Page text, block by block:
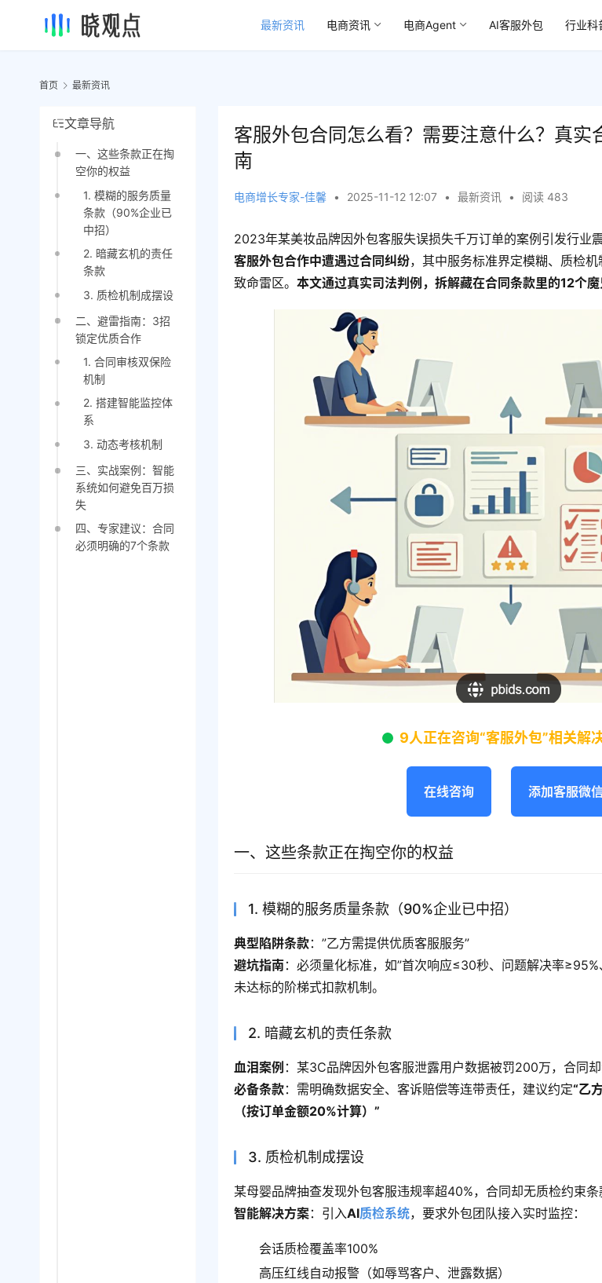
最新资讯 电商资讯 电商Agent AI客服外包 行业科
首页 最新资讯
文章导航
一、这些条款正在掏
空你的权益
1. 模糊的服务质量
条款（90%企业已
中招）
2. 暗藏玄机的责任
条款
3. 质检机制成摆设
二、避雷指南：3招
锁定优质合作
1. 合同审核双保险
机制
2. 搭建智能监控体
系
3. 动态考核机制
三、实战案例：智能
系统如何避免百万损
失
四、专家建议：合同
必须明确的7个条款
客服外包合同怎么看？需要注意什么？真实
南
电商增长专家-佳馨 • 2025-11-12 12:07 • 最新资讯 • 阅读 483
2023年某美妆品牌因外包客服失误损失千万订单的案例引发行业
客服外包合作中遭遇过合同纠纷，其中服务标准界定模糊、质检
致命雷区。本文通过真实司法判例，拆解藏在合同条款里的12个魔
9人正在咨询“客服外包”相关解
在线咨询 添加客服微
一、这些条款正在掏空你的权益
1. 模糊的服务质量条款（90%企业已中招）
典型陷阱条款：”乙方需提供优质客服服务”
避坑指南：必须量化标准，如”首次响应≤30秒、问题解决率
未达标的阶梯式扣款机制。
2. 暗藏玄机的责任条款
血泪案例 ：某3C品牌因外包客服泄露用户数据被罚200万，合同
必备条款：需明确数据安全、客诉赔偿等连带责任，建议约定“乙
（按订单金额20%计算）”
3. 质检机制成摆设
某母婴品牌抽查发现外包客服违规率超40%，合同却无质检约束条
智能解决方案：引入AI质检系统，要求外包团队接入实时监控：
会话质检覆盖率100%
高压红线自动报警（如辱骂客户、泄露数据）